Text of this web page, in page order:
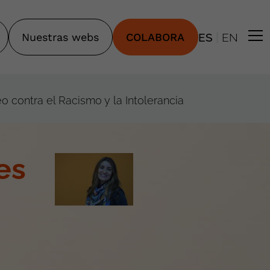
Nuestras webs COLABORA ES EN
contra el Racismo y la Intolerancia